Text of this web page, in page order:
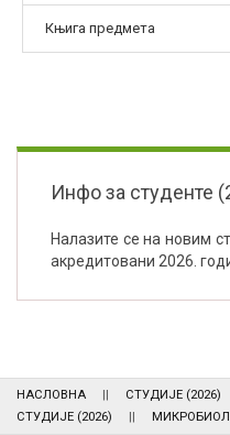
Књига предмета
Инфо за студенте
Налазите се на новим
акредитовани 2026.
НАСЛОВНА СТУДИЈЕ (2026)
СТУДИЈЕ (2026)